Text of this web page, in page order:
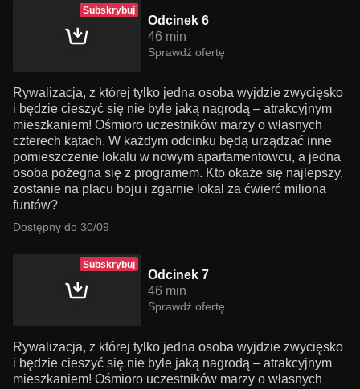
Subskrybuj
Odcinek 6
46 min
Sprawdź ofertę
Rywalizacja, z której tylko jedna osoba wyjdzie zwycięsko
i będzie cieszyć się nie byle jaką nagrodą – atrakcyjnym
mieszkaniem! Ośmioro uczestników marzy o własnych
czterech kątach. W każdym odcinku będą urządzać inne
pomieszczenie lokalu w nowym apartamentowcu, a jedna
osoba pożegna się z programem. Kto okaże się najlepszy,
zostanie na placu boju i zgarnie lokal za ćwierć miliona
funtów?
Dostępny do 30/09
Subskrybuj
Odcinek 7
46 min
Sprawdź ofertę
Rywalizacja, z której tylko jedna osoba wyjdzie zwycięsko
i będzie cieszyć się nie byle jaką nagrodą – atrakcyjnym
mieszkaniem! Ośmioro uczestników marzy o własnych